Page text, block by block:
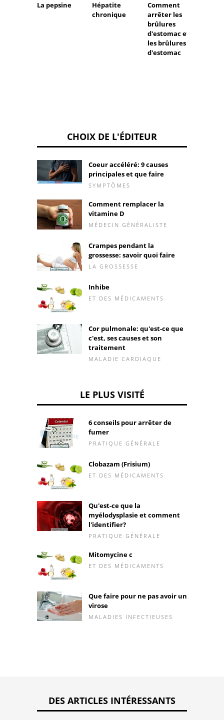
La pepsine
Hépatite
chronique
Comment
arrêter les
brûlures
d'estomac et
les brûlures
d'estomac
CHOIX DE L'ÉDITEUR
Coeur accéléré: 9 causes
principales et que faire
SYMPTÔMES
Comment remplacer la
vitamine D
MÉDECIN GÉNÉRALISTE
Crampes pendant la
grossesse: savoir quoi faire
LA GROSSESSE
Inhibe
ET DES MÉDICAMENTS
Cor pulmonale: qu'est-ce que
c'est, ses causes et son
traitement
MALADIE CARDIAQUE
LE PLUS VISITÉ
6 conseils pour arrêter de
fumer
PRATIQUE GÉNÉRALE
Clobazam (Frisium)
ET DES MÉDICAMENTS
Qu'est-ce que la
myélodysplasie et comment
l'identifier?
PRATIQUE GÉNÉRALE
Mitomycine c
ET DES MÉDICAMENTS
Que faire pour ne pas avoir un
virose
MALADIES INFECTIEUSES
DES ARTICLES INTÉRESSANTS